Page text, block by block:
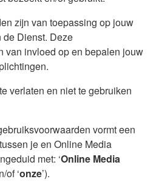
zijn van toepassing op jouw
de Dienst. Deze
van invloed op en bepalen jouw
verlaten en niet te gebruiken
vormt een
je en Online Media
met: ‘Online Media
of ‘onze’).